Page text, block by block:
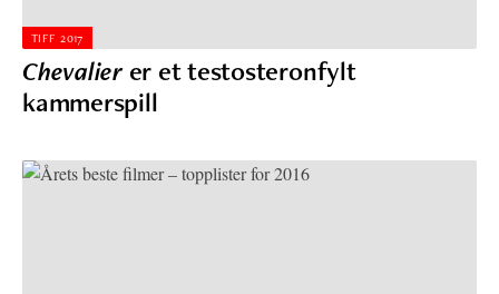
TIFF 2017
Chevalierer et testosteronfylt
kammerspill